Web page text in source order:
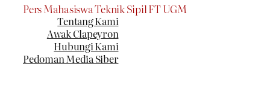
Pers Mahasiswa Teknik Sipil FT UGM
Tentang Kami
Awak Clapeyron
Hubungi Kami
Pedoman Media Siber